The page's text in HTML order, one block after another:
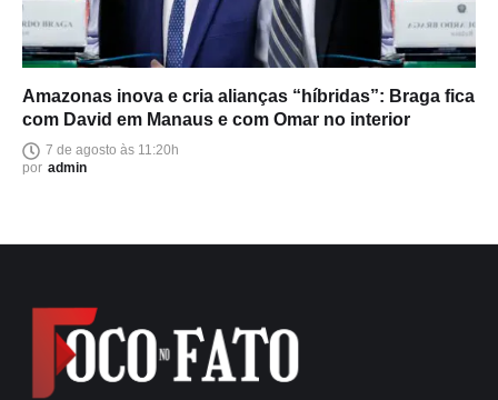
Amazonas inova e cria alianças “híbridas”: Braga fica
com David em Manaus e com Omar no interior
7 de agosto às 11:20h
por admin